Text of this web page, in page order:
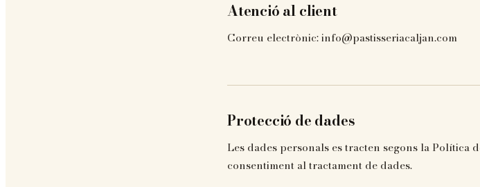
Atenció al client
Correu electrònic: info@pastisseriacaljan.com
Protecció de dades
Les dades personals es tracten segons la Política
consentiment al tractament de dades.